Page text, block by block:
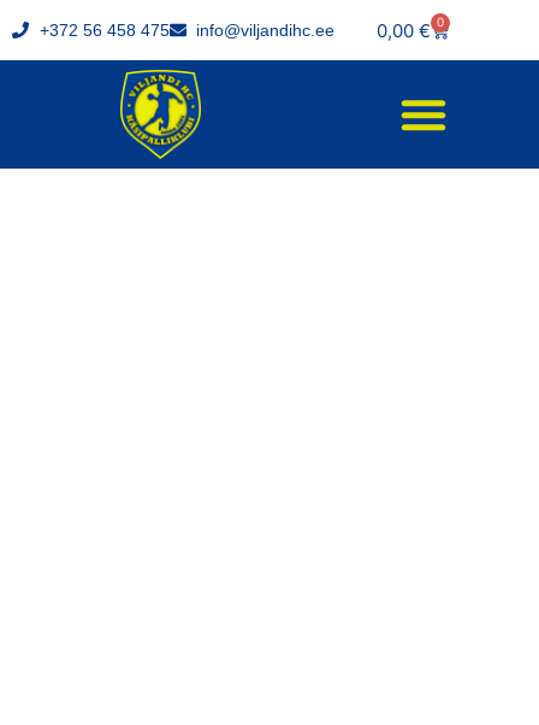
+372 56 458 475 info@viljandihc.ee 0,00 € 0